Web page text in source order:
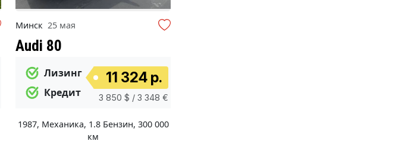
Минск 25 мая
Audi 80
Лизинг
Кредит
11 324 р.
3 850 $ / 3 348 €
1987, Механика, 1.8 Бензин, 300 000
км